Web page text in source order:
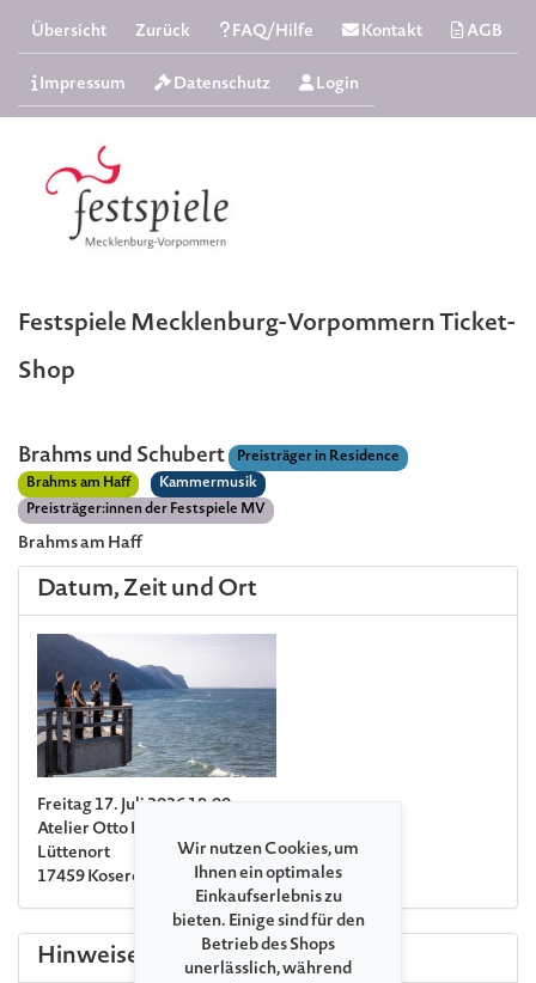
Übersicht Zurück FAQ/Hilfe Kontakt AGB
Impressum Datenschutz Login
Festspiele Mecklenburg-Vorpommern Ticket-
Shop
Brahms und Schubert
Preisträger in Residence
Brahms am Haff
Kammermusik
Preisträger:innen der Festspiele MV
Brahms am Haff
Datum, Zeit und Ort
Freitag 17. Juli 2026 19:00
Atelier Otto Niemeyer-Holstein Koserow
Lüttenort
17459 Koserow (Usedom)
Hinweise
Wir nutzen Cookies, um
Ihnen ein optimales
Einkaufserlebnis zu
bieten. Einige sind für den
Betrieb des Shops
unerlässlich, während